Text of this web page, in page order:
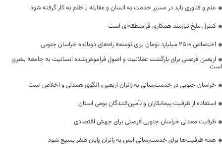
علم و فناوری باید در مسیر خدمت به انسان و مقابله با ظلم به کار گرفته شود
کنترل ملخ نیازمند همکاری فرامنطقه‌ای است
اختصاص 2500 میلیارد تومان برای توسعه راه‌های دوبانده خراسان جنوبی
اربعین فرصتی برای بازگشت عقلانیت و اصول فراموش‌شده انسانیت به جامعه بشری
است
خراسان جنوبی در خدمت‌رسانی به زائران اربعین، الگوی همدلی و اخلاص است
استفاده از ظرفیت پیمانکاران و تأمین‌کنندگان بومی استان
ظرفیت معدنی خراسان جنوبی فرصتی برای جهش اقتصادی
همه ظرفیت‌ها برای خدمت‌رسانی ایمن به زائران پایان صفر بسیج شود